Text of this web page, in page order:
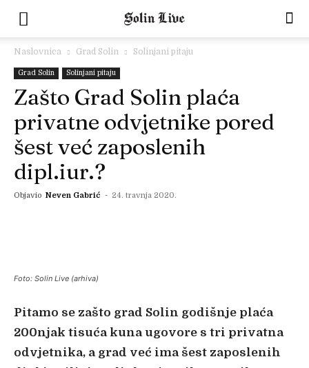
Naslovnica Grad Solin Solinjani pitaju
Grad Solin Solinjani pitaju
Zašto Grad Solin plaća
privatne odvjetnike pored
šest već zaposlenih
dipl.iur.?
Objavio Neven Gabrić - 24. travnja 2020.
Foto: Solin Live (arhiva)
Pitamo se zašto grad Solin godišnje plaća
200njak tisuća kuna ugovore s tri privatna
odvjetnika, a grad već ima šest zaposlenih